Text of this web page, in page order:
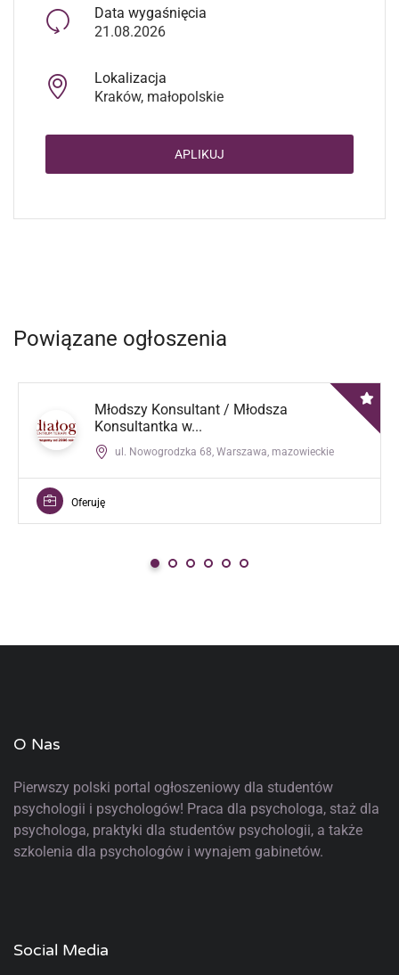
Data wygaśnięcia
21.08.2026
Lokalizacja
Kraków, małopolskie
APLIKUJ
Powiązane ogłoszenia
Młodszy Konsultant / Młodsza
Konsultantka w...
ul. Nowogrodzka 68, Warszawa, mazowieckie
Oferuję
O Nas
Pierwszy polski portal ogłoszeniowy dla studentów
psychologii i psychologów! Praca dla psychologa, staż dla
psychologa, praktyki dla studentów psychologii, a także
szkolenia dla psychologów i wynajem gabinetów.
Social Media